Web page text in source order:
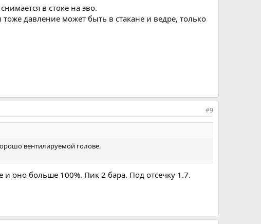
в стоке на эво.
давление может быть в стакане и ведре, только
#9
вентилируемой голове.
оно больше 100%. Пик 2 бара. Под отсечку 1.7.